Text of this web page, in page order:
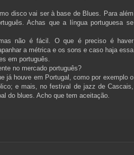
disco vai ser à base de Blues. Para além
Achas que a língua portuguesa se
não é fácil. O que é preciso é haver
a métrica e os sons e caso haja essa
em português.
no mercado português?
já houve em Portugal, como por exemplo o
e mais, no festival de jazz de Cascais,
do blues. Acho que tem aceitação.